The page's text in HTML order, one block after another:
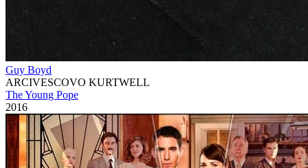
Guy Boyd
ARCIVESCOVO KURTWELL
The Young Pope
2016